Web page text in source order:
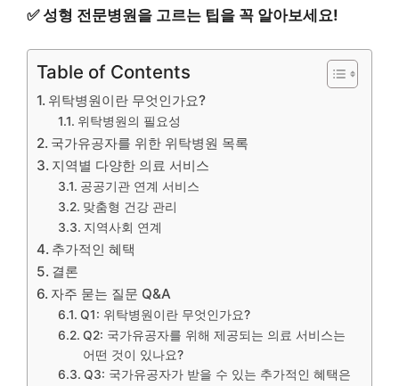
✅성형 전문병원을 고르는 팁을 꼭 알아보세요!
Table of Contents
위탁병원이란 무엇인가요?
위탁병원의 필요성
국가유공자를 위한 위탁병원 목록
지역별 다양한 의료 서비스
공공기관 연계 서비스
맞춤형 건강 관리
지역사회 연계
추가적인 혜택
결론
자주 묻는 질문 Q&A
Q1: 위탁병원이란 무엇인가요?
Q2: 국가유공자를 위해 제공되는 의료 서비스는
어떤 것이 있나요?
Q3: 국가유공자가 받을 수 있는 추가적인 혜택은